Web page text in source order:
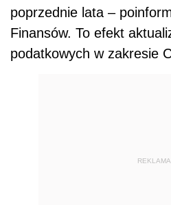
poprzednie lata –
Finansów. To efekt
podatkowych w zakresie
REKLAMA